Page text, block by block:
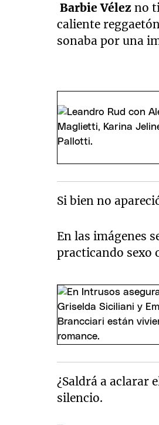
Barbie Vélezno
caliente
sonaba por una
Si bien no
En las imágenes
practicando sexo
¿Saldrá a aclarar
silencio.